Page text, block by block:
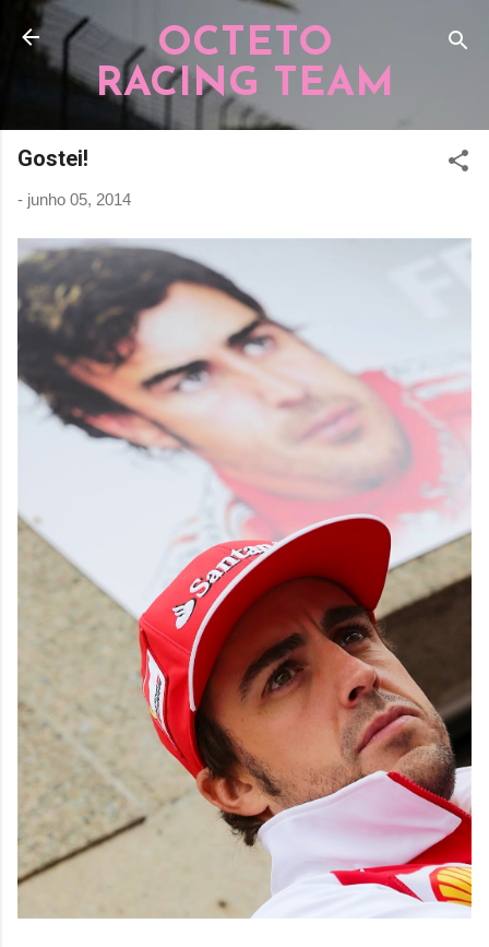
Pular para o conteúdo principal
OCTETO
RACING TEAM
Gostei!
- junho 05, 2014